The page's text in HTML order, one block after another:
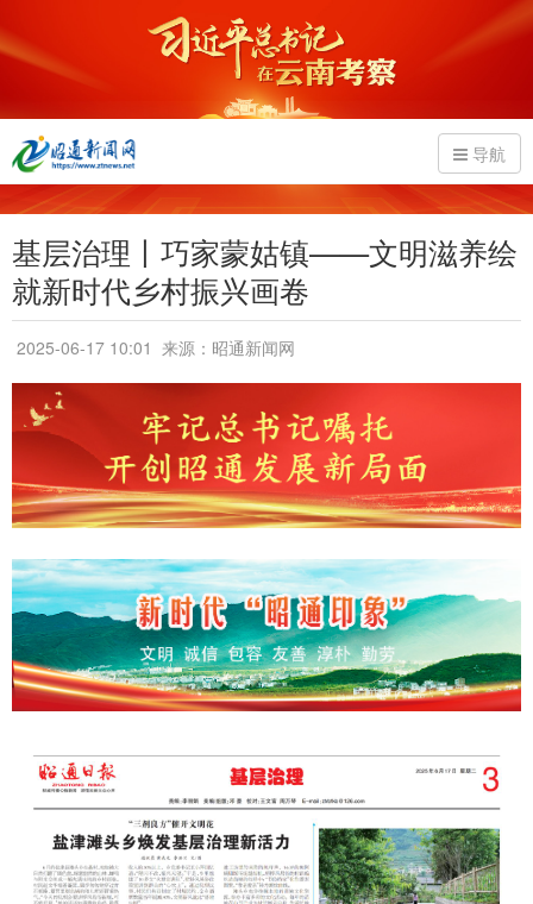
导航
基层治理丨巧家蒙姑镇——文明滋养绘
就新时代乡村振兴画卷
2025-06-17 10:01 来源：昭通新闻网